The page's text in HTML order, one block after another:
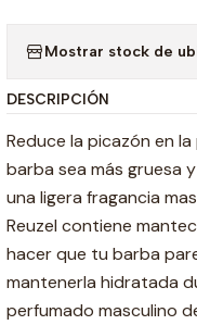
Mostrar stock de
DESCRIPCIÓN
Reduce la picazón en la
barba sea más gruesa
una ligera fragancia
Reuzel contiene
hacer que tu barba
mantenerla hidratada
perfumado masculino